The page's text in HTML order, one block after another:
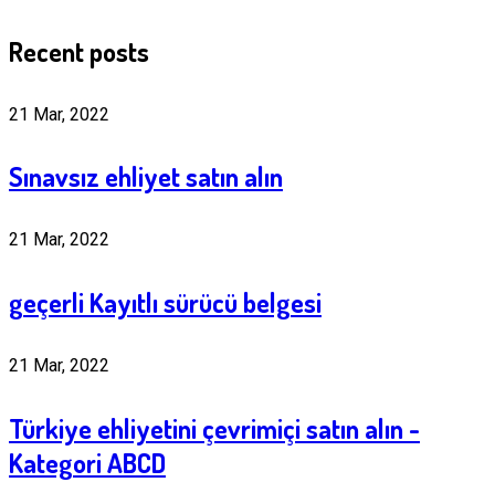
Recent posts
21 Mar, 2022
Sınavsız ehliyet satın alın
21 Mar, 2022
geçerli Kayıtlı sürücü belgesi
21 Mar, 2022
Türkiye ehliyetini çevrimiçi satın alın -
Kategori ABCD